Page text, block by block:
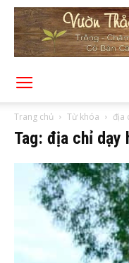
Trang chủ Từ khóa địa
Tag: địa chỉ dạy